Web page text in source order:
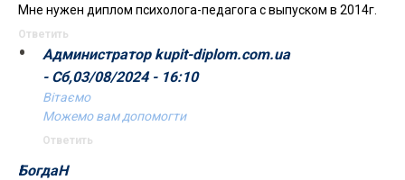
Мне нужен диплом психолога-педагога с выпуском в 2014г.
Ответить
Администратор kupit-diplom.com.ua
- Сб,03/08/2024 - 16:10
Вітаємо
Можемо вам допомогти
Ответить
БогдаН